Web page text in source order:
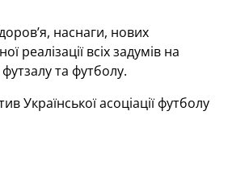
наснаги, нових
реалізації всіх задумів на
та футболу.
Української асоціації футболу